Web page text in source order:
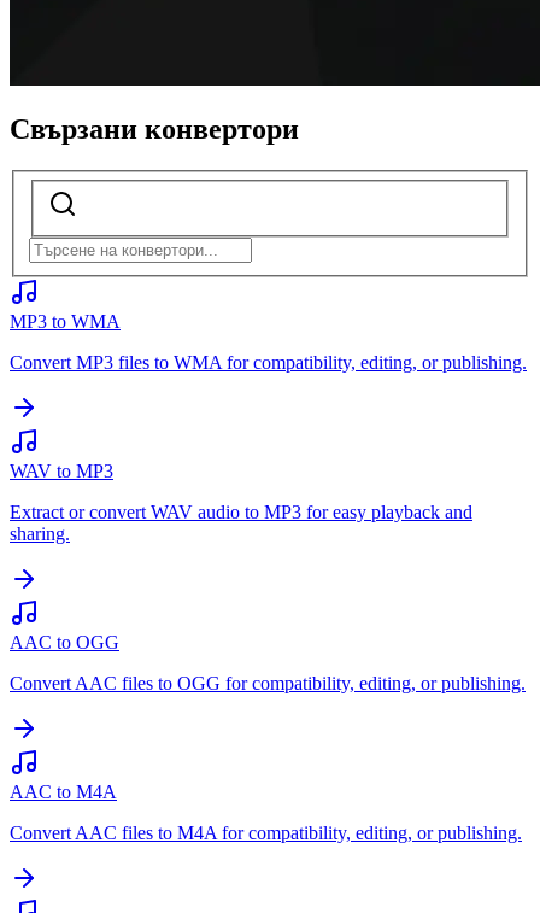
Свързани конвертори
MP3 to WMA
Convert MP3 files to WMA for compatibility, editing, or publishing.
WAV to MP3
Extract or convert WAV audio to MP3 for easy playback and
sharing.
AAC to OGG
Convert AAC files to OGG for compatibility, editing, or publishing.
AAC to M4A
Convert AAC files to M4A for compatibility, editing, or publishing.